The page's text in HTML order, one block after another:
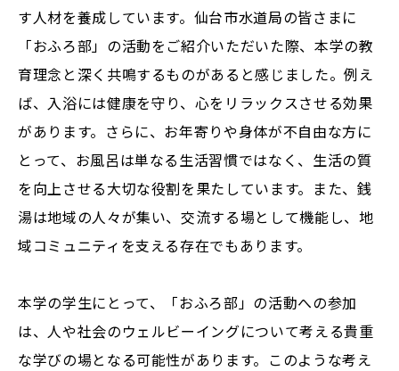
す人材を養成しています。仙台市水道局の皆さまに
「おふろ部」の活動をご紹介いただいた際、本学の教
育理念と深く共鳴するものがあると感じました。例え
ば、入浴には健康を守り、心をリラックスさせる効果
があります。さらに、お年寄りや身体が不自由な方に
とって、お風呂は単なる生活習慣ではなく、生活の質
を向上させる大切な役割を果たしています。また、銭
湯は地域の人々が集い、交流する場として機能し、地
域コミュニティを支える存在でもあります。
本学の学生にとって、「おふろ部」の活動への参加
は、人や社会のウェルビーイングについて考える貴重
な学びの場となる可能性があります。このような考え